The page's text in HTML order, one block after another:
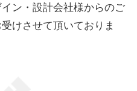
ン・設計会社様からのご
けさせて頂いておりま